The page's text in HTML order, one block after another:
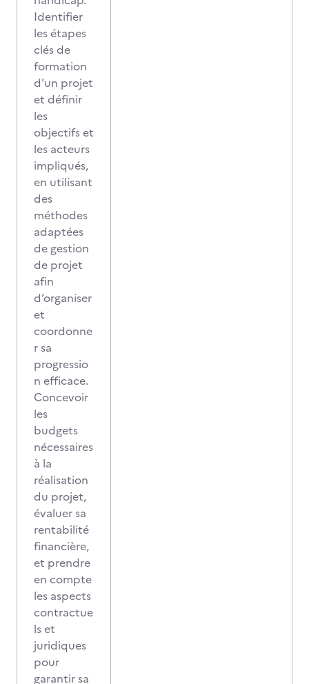
Identifier
les étapes
clés de
formation
d'un projet
et définir
les
objectifs et
les acteurs
impliqués,
en utilisant
des
méthodes
adaptées
de gestion
de projet
afin
d’organiser
et
coordonne
r sa
progressio
n efficace.
Concevoir
les
budgets
nécessaires
à la
réalisation
du projet,
évaluer sa
rentabilité
financière,
et prendre
en compte
les aspects
contractue
ls et
juridiques
pour
garantir sa